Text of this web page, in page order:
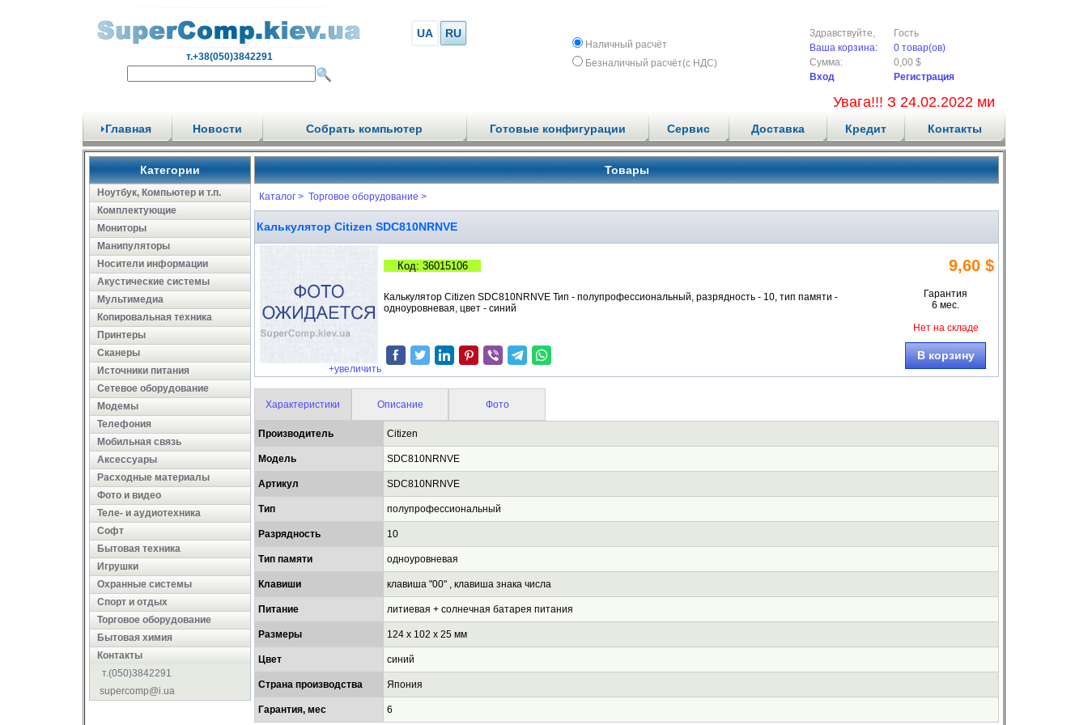
т.+38(050)3842291
UA RU
Наличный расчёт
Безналичный расчёт(с НДС)
Здравствуйте,
Гость
Ваша корзина:
0 товар(ов)
Сумма:
0,00 $
Вход
Регистрация
Увага!!! З 24.02.2022 ми не
Главная Новости Собрать компьютер Готовые конфигурации Сервис Доставка Кредит Контакты
Категории
Ноутбук, Компьютер и т.п.
Комплектующие
Мониторы
Манипуляторы
Носители информации
Акустические системы
Мультимедиа
Копировальная техника
Принтеры
Сканеры
Источники питания
Сетевое оборудование
Модемы
Телефония
Мобильная связь
Аксессуары
Расходные материалы
Фото и видео
Теле- и аудиотехника
Софт
Бытовая техника
Игрушки
Охранные системы
Cпорт и отдых
Торговое оборудование
Бытовая химия
Контакты
т.(050)3842291
supercomp@i.ua
Товары
Каталог > Торговое оборудование >
Калькулятор Citizen SDC810NRNVE
+увеличить
Код: 36015106 9,60 $
Калькулятор Citizen SDC810NRNVE Тип - полупрофессиональный, разрядность - 10, тип памяти -
одноуровневая, цвет - синий
Гарантия
6 мес.
Нет на складе
В корзину
Характеристики Описание Фото
Производитель Citizen
Модель SDC810NRNVE
Артикул SDC810NRNVE
Тип полупрофессиональный
Разрядность 10
Тип памяти одноуровневая
Клавиши клавиша "00" , клавиша знака числа
Питание литиевая + солнечная батарея питания
Размеры 124 х 102 х 25 мм
Цвет синий
Страна производства Япония
Гарантия, мес 6